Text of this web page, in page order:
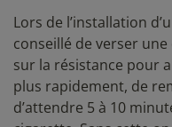
Lors de l’installation
conseillé de verser
sur la résistance pour
plus rapidement, de
d’attendre 5 à 10